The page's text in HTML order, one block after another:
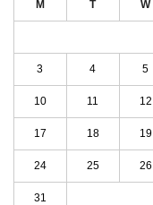
M T W
3 4 5
10 11 12
17 18 19
24 25 26
31